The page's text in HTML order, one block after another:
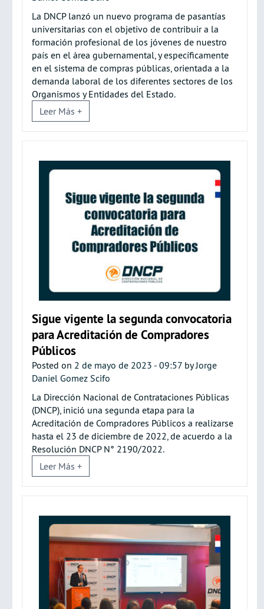
La DNCP lanzó un nuevo programa de pasantías
universitarias con el objetivo de contribuir a la
formación profesional de los jóvenes de nuestro
país en el área gubernamental, y específicamente
en el sistema de compras públicas, orientada a la
demanda laboral de los diferentes sectores de los
Organismos y Entidades del Estado.
Leer Más +
Sigue vigente la segunda convocatoria
para Acreditación de Compradores
Públicos
Posted on 2 de mayo de 2023 - 09:57 byJorge
Daniel Gomez Scifo
La Dirección Nacional de Contrataciones Públicas
(DNCP), inició una segunda etapa para la
Acreditación de Compradores Públicos a realizarse
hasta el 23 de diciembre de 2022, de acuerdo a la
Resolución DNCP N° 2190/2022.
Leer Más +